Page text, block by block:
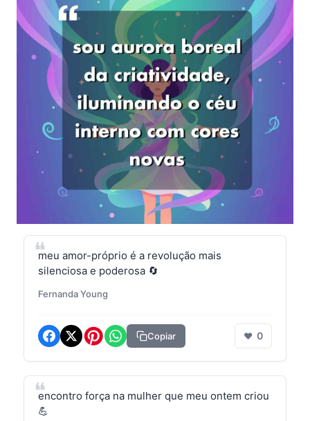
meu amor-próprio é a revolução mais
silenciosa e poderosa 🔄
Fernanda Young
Copiar ❤ 0
encontro força na mulher que meu ontem criou
💪